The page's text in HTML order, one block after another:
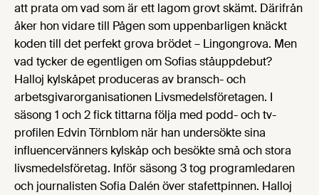
att prata om vad som är ett lagom grovt skämt. Därifrån
åker hon vidare till Pågen som uppenbarligen knäckt
koden till det perfekt grova brödet – Lingongrova. Men
vad tycker de egentligen om Sofias ståuppdebut?
Halloj kylskåpet produceras av bransch- och
arbetsgivarorganisationen Livsmedelsföretagen. I
säsong 1 och 2 fick tittarna följa med podd- och tv-
profilen Edvin Törnblom när han undersökte sina
influencervänners kylskåp och besökte små och stora
livsmedelsföretag. Inför säsong 3 tog programledaren
och journalisten Sofia Dalén över stafettpinnen. Halloj